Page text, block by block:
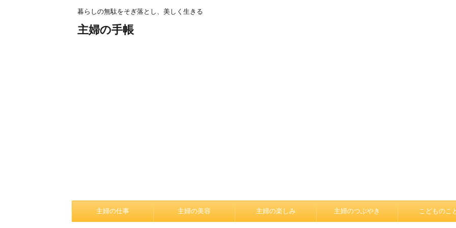
暮らしの無駄をそぎ落とし、美しく生きる
主婦の手帳
主婦の仕事 主婦の美容 主婦の楽しみ 主婦のつぶやき こどものこ